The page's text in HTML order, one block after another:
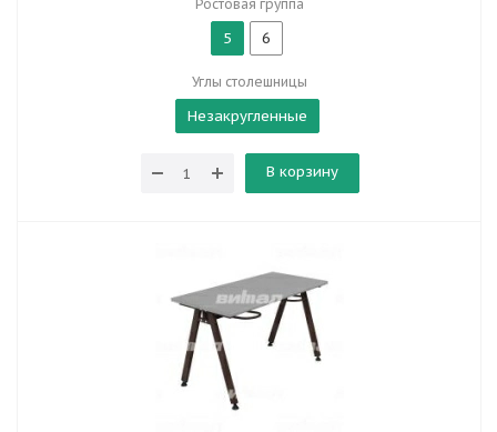
Ростовая группа
5 6
Углы столешницы
Незакругленные
В корзину